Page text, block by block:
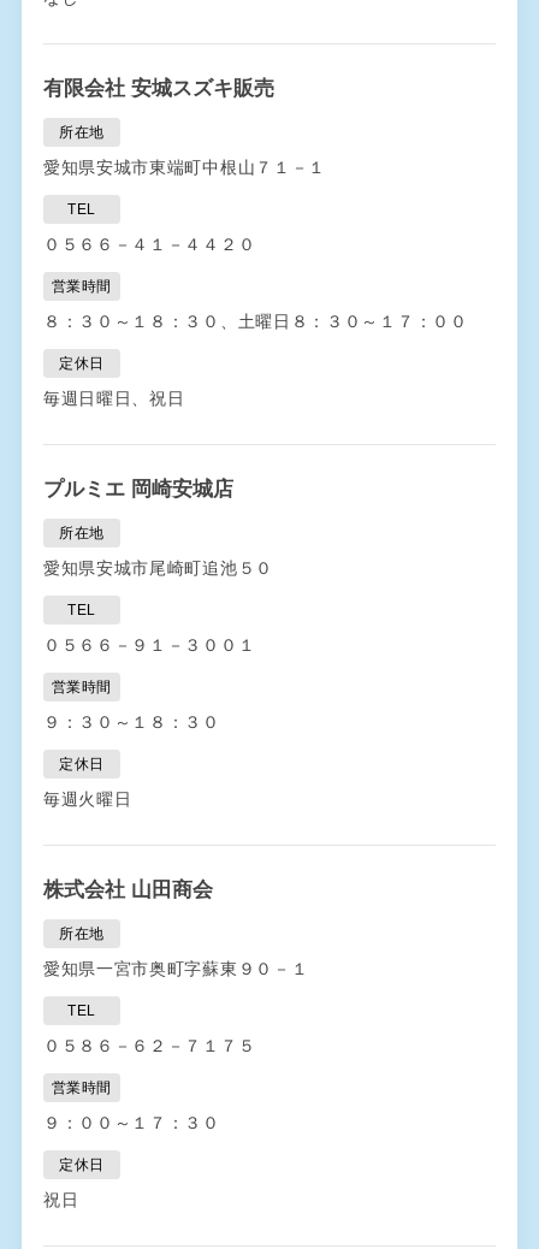
有限会社 安城スズキ販売
所在地
愛知県安城市東端町中根山７１－１
TEL
０５６６－４１－４４２０
営業時間
８：３０～１８：３０、土曜日８：３０～１７：００
定休日
毎週日曜日、祝日
プルミエ 岡崎安城店
所在地
愛知県安城市尾崎町追池５０
TEL
０５６６－９１－３００１
営業時間
９：３０～１８：３０
定休日
毎週火曜日
株式会社 山田商会
所在地
愛知県一宮市奥町字蘇東９０－１
TEL
０５８６－６２－７１７５
営業時間
９：００～１７：３０
定休日
祝日